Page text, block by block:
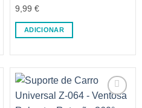
9,99 €
ADICIONAR